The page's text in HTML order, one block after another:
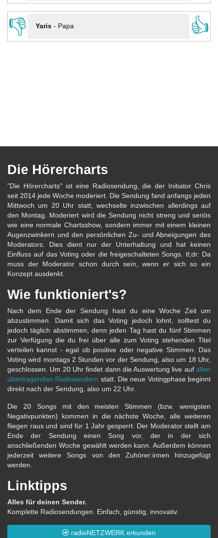
👎
Yaris- Papa 👍
Die Hörercharts
"Die Hörercharts" ist eine Radiosendung, die der Initiator Chris
seit 2014 jede Woche moderiert. Die Sendung fand anfangs jeden
Mittwoch um 20 Uhr statt, wechselte inzwischen allerdings auf
den Montag. Moderiert wird die Sendung nicht streng und seriös
wie eine normale Chartsshow, sondern immer mit einem kleinen
Augenzwinkern und den persönlichen Zu- und Abneigungen des
Moderators. Dies dient nur der Unterhaltung und hat keinen
Einfluss auf das Voting oder die freigeschalteten Songs. tl;dr: Da
muss der Moderator schon durch sein, wenn er sich so ein
Konzept ausdenkt.
Wie funktioniert's?
Nach dem Ende der Sendung hast du eine Woche Zeit um
abzustimmen. Damit sich das Voting jedoch lohnt, solltest du
jedoch täglich abstimmen, denn jeden Tag hast du fünf Stimmen
zur Verfügung die du frei über alle zum Voting stehenden Titel
verteilen kannst - egal ob positive oder negative Stimmen. Das
Voting wird montags 2 Stunden vor der Sendung, also um 18 Uhr,
geschlossen. Um 20 Uhr findet dann die Auswertung live auf allen
übertragenden Radiosendern statt. Die neue Votingphase beginnt
direkt nach der Sendung, also um 22 Uhr.
Die 20 Songs mit den meisten Stimmen (bzw. wenigsten
Negativpunkten) kommen in die nächste Woche, alle weiteren
fliegen raus und sind für 1 Jahr gesperrt. Der Moderator stellt am
Ende der Sendung einen Song vor, der in der sich
anschließenden Woche gewählt werden kann. Außerdem können
jederzeit weitere Songs von den Zuhörer:innen hinzugefügt
werden.
Linktipps
Alles für deinen Sender.
Komplette Radiosendungen. Einfach, günstig, innovativ.
radioNETZWERK erkunden